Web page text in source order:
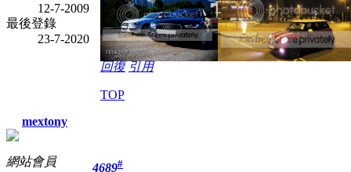
12-7-2009
最後登錄
23-7-2020
回復 引用
TOP
mextony
網站會員 4689#